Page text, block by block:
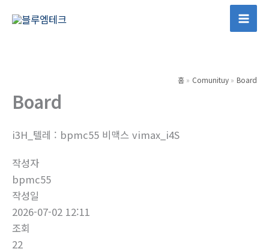
Main
홈 Comunituy Board
Board
i3H_텔레 : bpmc55 비맥스 vimax_i4S
작성자
bpmc55
작성일
2026-07-02 12:11
조회
22